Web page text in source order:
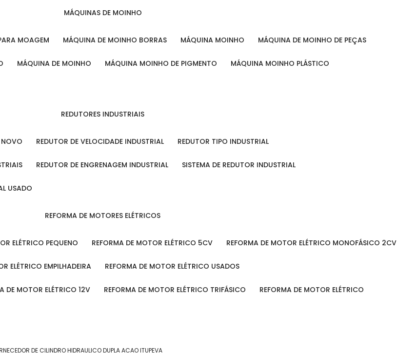
MÁQUINAS DE MOINHO
MOAGEM MÁQUINA DE MOINHO BORRAS MÁQUINA MOINHO MÁQUINA DE MOINHO DE PEÇAS
MÁQUINA DE MOINHO MÁQUINA MOINHO DE PIGMENTO MÁQUINA MOINHO PLÁSTICO
REDUTORES INDUSTRIAIS
NOVO REDUTOR DE VELOCIDADE INDUSTRIAL REDUTOR TIPO INDUSTRIAL
REDUTOR DE ENGRENAGEM INDUSTRIAL SISTEMA DE REDUTOR INDUSTRIAL
USADO
REFORMA DE MOTORES ELÉTRICOS
ELÉTRICO PEQUENO REFORMA DE MOTOR ELÉTRICO 5CV REFORMA DE MOTOR ELÉTRICO MONOFÁSICO 2CV
ELÉTRICO EMPILHADEIRA REFORMA DE MOTOR ELÉTRICO USADOS
DE MOTOR ELÉTRICO 12V REFORMA DE MOTOR ELÉTRICO TRIFÁSICO REFORMA DE MOTOR ELÉTRICO
DE CILINDRO HIDRAULICO DUPLA ACAO ITUPEVA